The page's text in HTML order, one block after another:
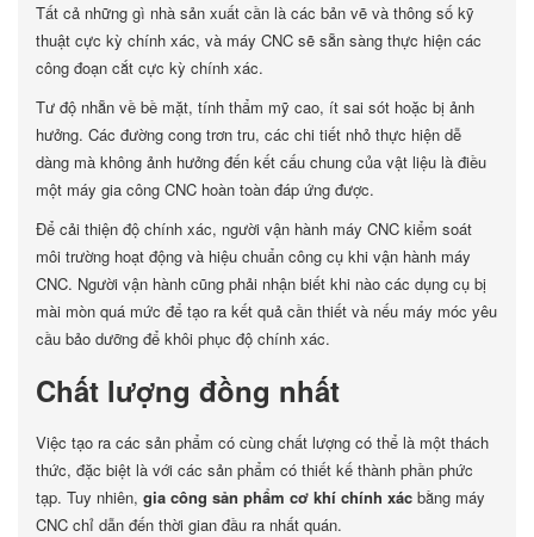
Tất cả những gì nhà sản xuất cần là các bản vẽ và thông số kỹ
thuật cực kỳ chính xác, và máy CNC sẽ sẵn sàng thực hiện các
công đoạn cắt cực kỳ chính xác.
Tư độ nhẵn về bề mặt, tính thẩm mỹ cao, ít sai sót hoặc bị ảnh
hưởng. Các đường cong trơn tru, các chi tiết nhỏ thực hiện dễ
dàng mà không ảnh hưởng đến kết cấu chung của vật liệu là điều
một máy gia công CNC hoàn toàn đáp ứng được.
Để cải thiện độ chính xác, người vận hành máy CNC kiểm soát
môi trường hoạt động và hiệu chuẩn công cụ khi vận hành máy
CNC. Người vận hành cũng phải nhận biết khi nào các dụng cụ bị
mài mòn quá mức để tạo ra kết quả cần thiết và nếu máy móc yêu
cầu bảo dưỡng để khôi phục độ chính xác.
Chất lượng đồng nhất
Việc tạo ra các sản phẩm có cùng chất lượng có thể là một thách
thức, đặc biệt là với các sản phẩm có thiết kế thành phần phức
tạp. Tuy nhiên, gia công sản phẩm cơ khí chính xác bằng máy
CNC chỉ dẫn đến thời gian đầu ra nhất quán.